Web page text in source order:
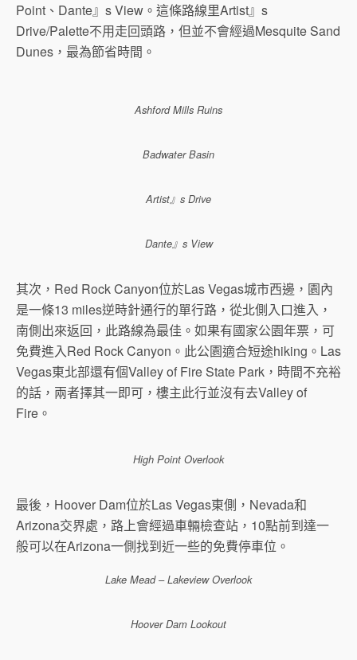
Point、Dante』s View。這條路線里Artist』s
Drive/Palette不用走回頭路，但並不會經過Mesquite Sand
Dunes，最為節省時間。
Ashford Mills Ruins
Badwater Basin
Artist』s Drive
Dante』s View
其次，Red Rock Canyon位於Las Vegas城市西邊，園內
是一條13 miles逆時針通行的單行路，從北側入口進入，
南側出來返回，此路線為最佳。如果有國家公園年票，可
免費進入Red Rock Canyon。此公園適合短途hiking。Las
Vegas東北部還有個Valley of Fire State Park，時間不充裕
的話，兩者擇其一即可，樓主此行並沒有去Valley of
Fire。
High Point Overlook
最後，Hoover Dam位於Las Vegas東側，Nevada和
Arizona交界處，路上會經過車輛檢查站，10點前到達一
般可以在Arizona一側找到近一些的免費停車位。
Lake Mead – Lakeview Overlook
Hoover Dam Lookout